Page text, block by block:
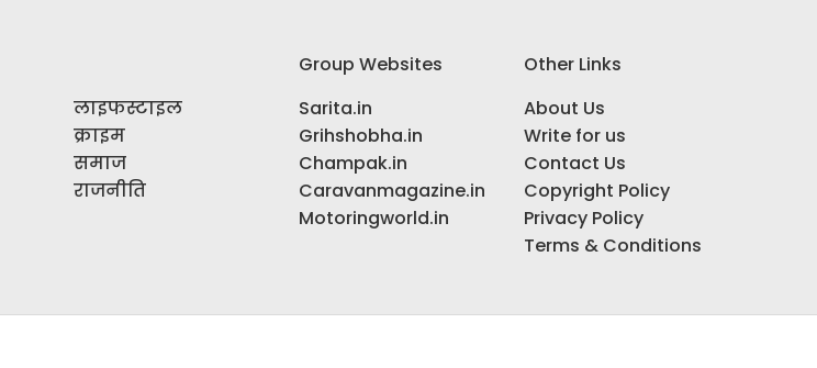
लाइफस्टाइल
क्राइम
समाज
राजनीति
Group Websites
Sarita.in
Grihshobha.in
Champak.in
Caravanmagazine.in
Motoringworld.in
Other Links
About Us
Write for us
Contact Us
Copyright Policy
Privacy Policy
Terms & Conditions